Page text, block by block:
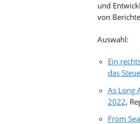
und
von
Auswahl:
Ein
das
As Long
2022,
From